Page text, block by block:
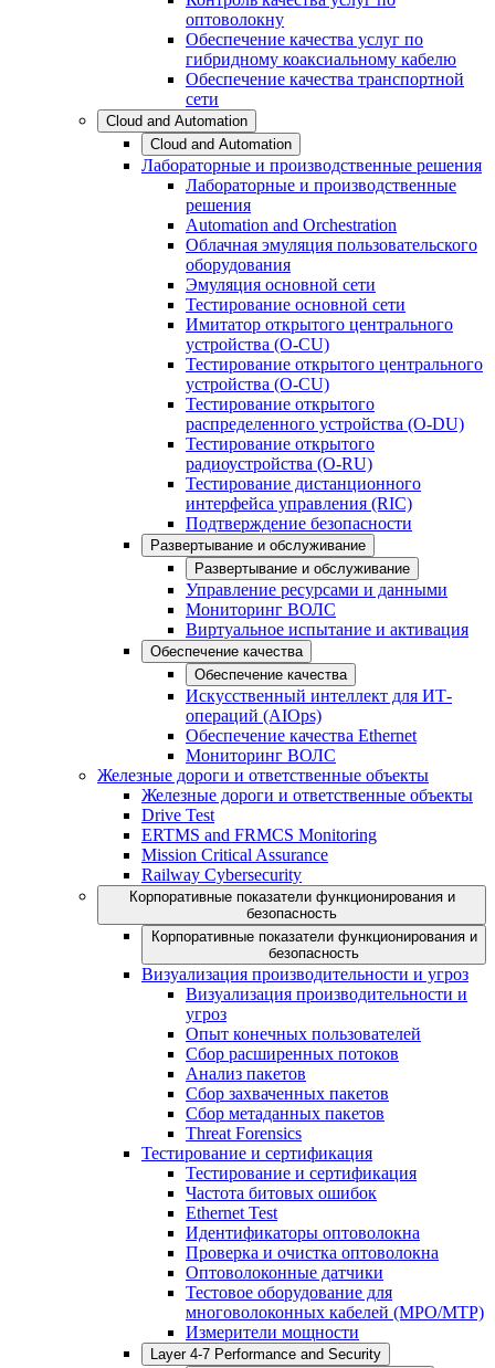
оптоволокну
Обеспечение качества услуг по
гибридному коаксиальному кабелю
Обеспечение качества транспортной
сети
Cloud and Automation
Cloud and Automation
Лабораторные и производственные решения
Лабораторные и производственные
решения
Automation and Orchestration
Облачная эмуляция пользовательского
оборудования
Эмуляция основной сети
Тестирование основной сети
Имитатор открытого центрального
устройства (O-CU)
Тестирование открытого центрального
устройства (O-CU)
Тестирование открытого
распределенного устройства (O-DU)
Тестирование открытого
радиоустройства (O-RU)
Тестирование дистанционного
интерфейса управления (RIC)
Подтверждение безопасности
Развертывание и обслуживание
Развертывание и обслуживание
Управление ресурсами и данными
Мониторинг ВОЛС
Виртуальное испытание и активация
Обеспечение качества
Обеспечение качества
Искусственный интеллект для ИТ-
операций (AIOps)
Обеспечение качества Ethernet
Мониторинг ВОЛС
Железные дороги и ответственные объекты
Железные дороги и ответственные объекты
Drive Test
ERTMS and FRMCS Monitoring
Mission Critical Assurance
Railway Cybersecurity
Корпоративные показатели функционирования и
безопасность
Корпоративные показатели функционирования и
безопасность
Визуализация производительности и угроз
Визуализация производительности и
угроз
Опыт конечных пользователей
Сбор расширенных потоков
Анализ пакетов
Сбор захваченных пакетов
Сбор метаданных пакетов
Threat Forensics
Тестирование и сертификация
Тестирование и сертификация
Частота битовых ошибок
Ethernet Test
Идентификаторы оптоволокна
Проверка и очистка оптоволокна
Оптоволоконные датчики
Тестовое оборудование для
многоволоконных кабелей (MPO/MTP)
Измерители мощности
Layer 4-7 Performance and Security